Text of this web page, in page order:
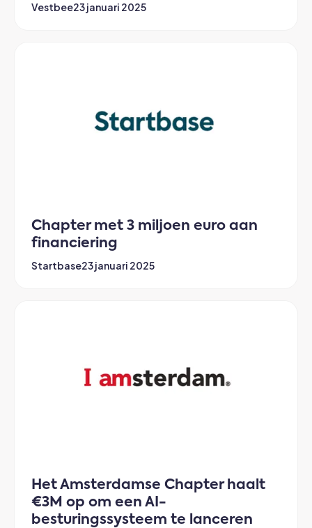
Vestbee23 januari 2025
Chapter met 3 miljoen euro aan
financiering
Startbase23 januari 2025
Het Amsterdamse Chapter haalt
€3M op om een AI-
besturingssysteem te lanceren